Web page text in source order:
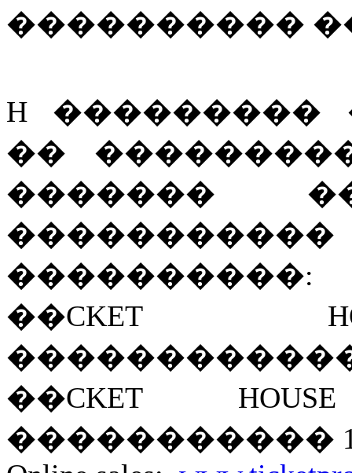
����������
H ���������
��
�������
����������:
��CKET
�������������
��CKET
����������� 102,